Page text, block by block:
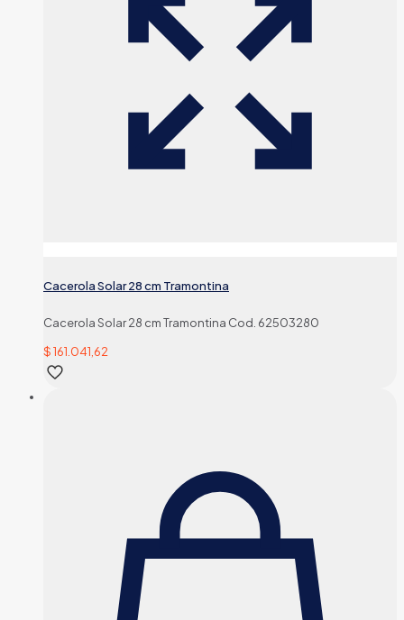
Cacerola Solar 28 cm Tramontina
Cacerola Solar 28 cm Tramontina Cod. 62503280
$161.041,62